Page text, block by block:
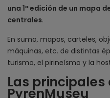
una 1ª edición de un mapa
centrales.
En suma, mapas, carteles,
máquinas, etc. de distintas
turismo, el pirineísmo y la
Las
PyrenMuseu